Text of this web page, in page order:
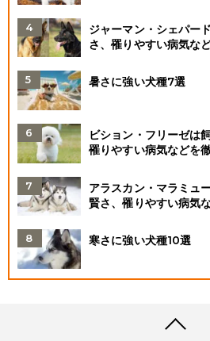
ジャーマン・シェパー
さ、罹りやすい病気な
暑さに強い犬種7選
ビション・フリーゼは
罹りやすい病気などを
アラスカン・マラミュ
賢さ、罹りやすい病気
寒さに強い犬種10選